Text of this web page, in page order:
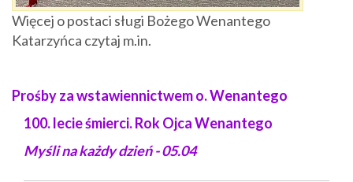
Więcej o postaci sługi Bożego Wenantego
Katarzyńca czytaj m.in.
Prośby za wstawiennictwem o. Wenantego
100. lecie śmierci. Rok Ojca Wenantego
Myśli na każdy dzień - 05.04